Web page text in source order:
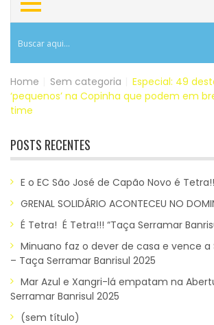
Home Sem categoria
Especial: 49
‘pequenos’ na Copinha que podem em
time
POSTS RECENTES
E o EC São José de Capão Novo é
GRENAL SOLIDÁRIO ACONTECEU NO
É Tetra! É Tetra!!! “Taça Serramar
Minuano faz o dever de casa e vence a
– Taça Serramar Banrisul 2025
Mar Azul e Xangri-lá empatam na
Serramar Banrisul 2025
(sem título)